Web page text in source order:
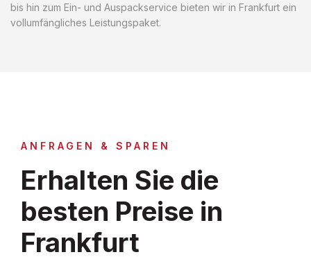
bis hin zum Ein- und Auspackservice bieten wir in Frankfurt ein
vollumfängliches Leistungspaket.
ANFRAGEN & SPAREN
Erhalten Sie die
besten Preise in
Frankfurt